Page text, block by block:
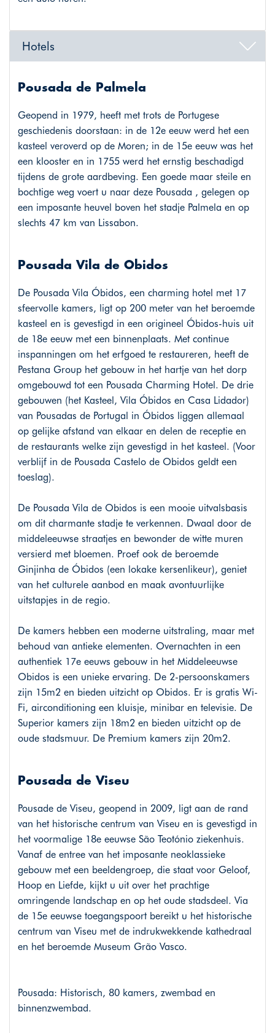
Hotels
Pousada de Palmela
Geopend in 1979, heeft met trots de Portugese
geschiedenis doorstaan: in de 12e eeuw werd het een
kasteel veroverd op de Moren; in de 15e eeuw was het
een klooster en in 1755 werd het ernstig beschadigd
tijdens de grote aardbeving. Een goede maar steile en
bochtige weg voert u naar deze Pousada , gelegen op
een imposante heuvel boven het stadje Palmela en op
slechts 47 km van Lissabon.
Pousada Vila de Obidos
De Pousada Vila Óbidos, een charming hotel met 17
sfeervolle kamers, ligt op 200 meter van het beroemde
kasteel en is gevestigd in een origineel Óbidos-huis uit
de 18e eeuw met een binnenplaats. Met continue
inspanningen om het erfgoed te restaureren, heeft de
Pestana Group het gebouw in het hartje van het dorp
omgebouwd tot een Pousada Charming Hotel. De drie
gebouwen (het Kasteel, Vila Óbidos en Casa Lidador)
van Pousadas de Portugal in Óbidos liggen allemaal
op gelijke afstand van elkaar en delen de receptie en
de restaurants welke zijn gevestigd in het kasteel. (Voor
verblijf in de Pousada Castelo de Obidos geldt een
toeslag).
De Pousada Vila de Obidos is een mooie uitvalsbasis
om dit charmante stadje te verkennen. Dwaal door de
middeleeuwse straatjes en bewonder de witte muren
versierd met bloemen. Proef ook de beroemde
Ginjinha de Óbidos (een lokake kersenlikeur), geniet
van het culturele aanbod en maak avontuurlijke
uitstapjes in de regio.
De kamers hebben een moderne uitstraling, maar met
behoud van antieke elementen. Overnachten in een
authentiek 17e eeuws gebouw in het Middeleeuwse
Obidos is een unieke ervaring. De 2-persoonskamers
zijn 15m2 en bieden uitzicht op Obidos. Er is gratis Wi-
Fi, airconditioning een kluisje, minibar en televisie. De
Superior kamers zijn 18m2 en bieden uitzicht op de
oude stadsmuur. De Premium kamers zijn 20m2.
Pousada de Viseu
Pousade de Viseu, geopend in 2009, ligt aan de rand
van het historische centrum van Viseu en is gevestigd in
het voormalige 18e eeuwse São Teotónio ziekenhuis.
Vanaf de entree van het imposante neoklassieke
gebouw met een beeldengroep, die staat voor Geloof,
Hoop en Liefde, kijkt u uit over het prachtige
omringende landschap en op het oude stadsdeel. Via
de 15e eeuwse toegangspoort bereikt u het historische
centrum van Viseu met de indrukwekkende kathedraal
en het beroemde Museum Grão Vasco.
Pousada: Historisch, 80 kamers, zwembad en
binnenzwembad.